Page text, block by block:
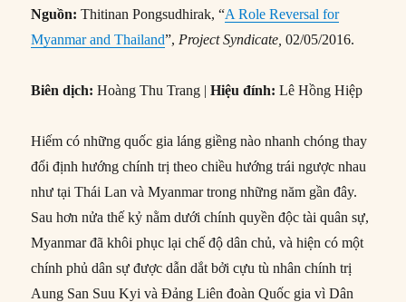
Nguồn: Thitinan Pongsudhirak, “A Role Reversal for
Myanmar and Thailand”, Project Syndicate,02/05/2016.
Biên dịch: Hoàng Thu Trang |Hiệu đính: Lê Hồng Hiệp
Hiếm có những quốc gia láng giềng nào nhanh chóng thay
đổi định hướng chính trị theo chiều hướng trái ngược nhau
như tại Thái Lan và Myanmar trong những năm gần đây.
Sau hơn nửa thế kỷ nằm dưới chính quyền độc tài quân sự,
Myanmar đã khôi phục lại chế độ dân chủ, và hiện có một
chính phủ dân sự được dẫn dắt bởi cựu tù nhân chính trị
Aung San Suu Kyi và Đảng Liên đoàn Quốc gia vì Dân